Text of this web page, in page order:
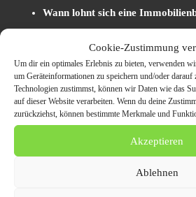
Cookie-Zustimmung
Um dir ein optimales Erlebnis zu bieten, verwenden
um Geräteinformationen zu speichern und/oder darauf
Technologien zustimmst, können wir Daten wie das
auf dieser Website verarbeiten. Wenn du deine
zurückziehst, können bestimmte Merkmale und
Akzeptieren
Ablehnen
Wann lohnt sich eine
Welche Faktoren beeinflussen
Wann reicht eine Online-
Wann wird ein Gutachten
Welche Fehler sollten
Ziel ist es, Eigentümern eine